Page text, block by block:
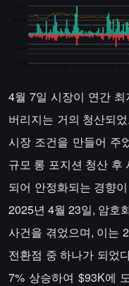
4월 7일 시장이 연간
버리지는 거의 청산되
시장 조건을 만들어 주
규모 롱 포지션 청산 후
되어 안정화되는 경향
2025년 4월 23일, 암호
사건을 겪었으며, 이는
전환점 중 하나가 되었
7% 상승하여 $93K에